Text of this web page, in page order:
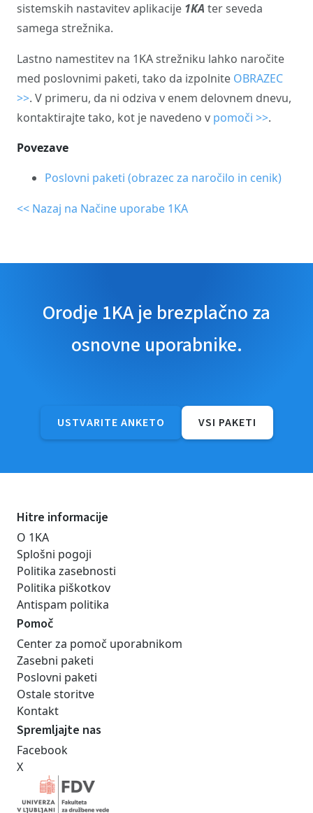
sistemskih nastavitev aplikacije 1KA ter seveda
samega strežnika.
Lastno namestitev na 1KA strežniku lahko naročite
med poslovnimi paketi, tako da izpolnite OBRAZEC
>>. V primeru, da ni odziva v enem delovnem dnevu,
kontaktirajte tako, kot je navedeno v pomoči >>.
Povezave
Poslovni paketi (obrazec za naročilo in cenik)
<< Nazaj na Načine uporabe 1KA
Orodje 1KA je brezplačno za
osnovne uporabnike.
USTVARITE ANKETO VSI PAKETI
Hitre informacije
O 1KA
Splošni pogoji
Politika zasebnosti
Politika piškotkov
Antispam politika
Pomoč
Center za pomoč uporabnikom
Zasebni paketi
Poslovni paketi
Ostale storitve
Kontakt
Spremljajte nas
Facebook
X